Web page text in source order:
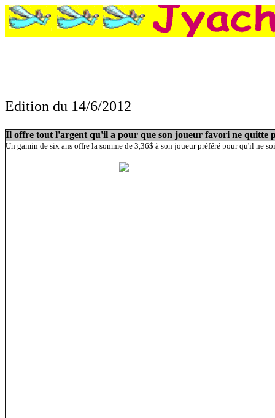
Edition du 14/6/2012
Il offre tout l'argent qu'il a pour que son joueur favori ne quitte
Un gamin de six ans offre la somme de 3,36$ à son joueur préféré pour qu'il ne